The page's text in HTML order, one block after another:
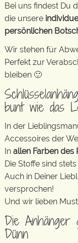
Bei uns findest Du
die unsere
persönlichen
Wir stehen für
Perfekt zur
bleiben 🙂
bunt wie das
In der
Accessoires der
In allen Farben des
Die Stoffe sind
Auch in Deiner
versprochen!
Und wir lieben
Die Anhänger
Dünn